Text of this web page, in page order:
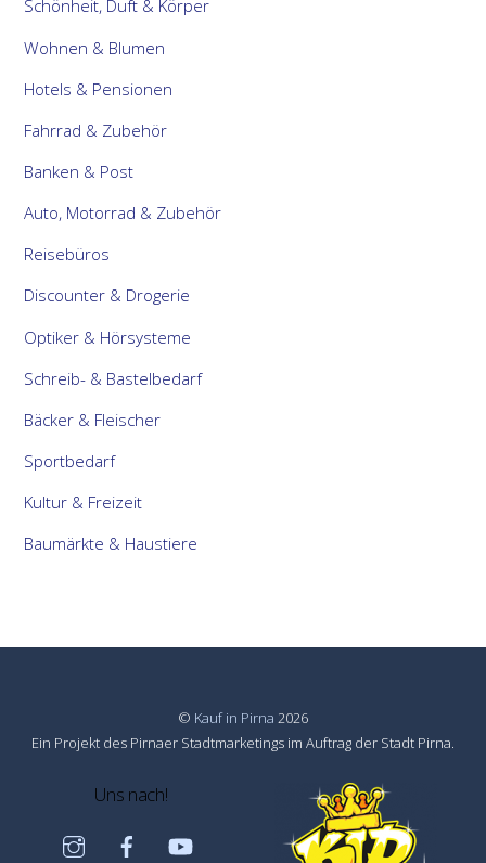
Schönheit, Duft & Körper
Wohnen & Blumen
Hotels & Pensionen
Fahrrad & Zubehör
Banken & Post
Auto, Motorrad & Zubehör
Reisebüros
Discounter & Drogerie
Optiker & Hörsysteme
Schreib- & Bastelbedarf
Bäcker & Fleischer
Sportbedarf
Kultur & Freizeit
Baumärkte & Haustiere
© Kauf in Pirna 2026
Ein Projekt des Pirnaer Stadtmarketings im Auftrag der Stadt Pirna.
Uns nach!
Instagram